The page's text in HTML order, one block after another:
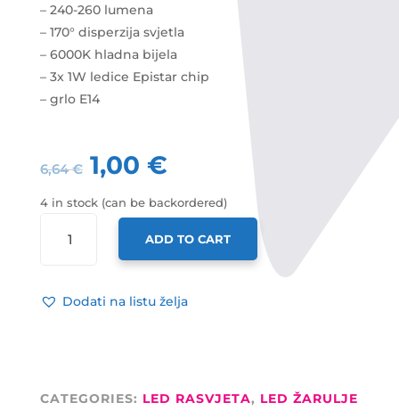
– 240-260 lumena
– 170° disperzija svjetla
– 6000K hladna bijela
– 3x 1W ledice Epistar chip
– grlo E14
6,64€ 1,00 €
4 in stock (can be backordered)
LIGHT
E14
HLADNA
ADD TO CART
Dodati na listu želja
CATEGORIES: LED RASVJETA, LED ŽARULJE